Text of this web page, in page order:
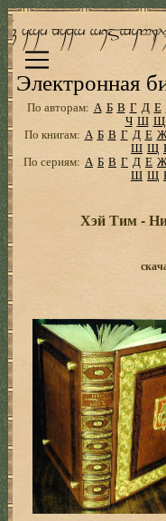
Электронная
По авторам: А Б В Г Д Е
Ч Ш Щ
По книгам: А Б В Г Д Е
Ш Щ
По сериям: А Б В Г Д Е
Ш Щ
Хэй Тим -